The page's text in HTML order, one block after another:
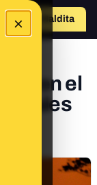
×
Hazte Maldita
en el
virales